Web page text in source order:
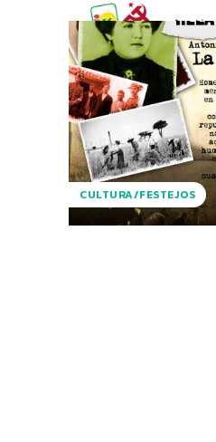
CULTURA/FESTEJOS